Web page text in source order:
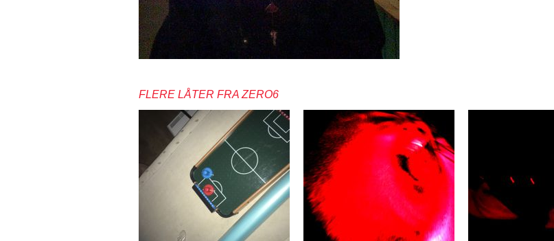
FLERE LÅTER FRA ZERO6